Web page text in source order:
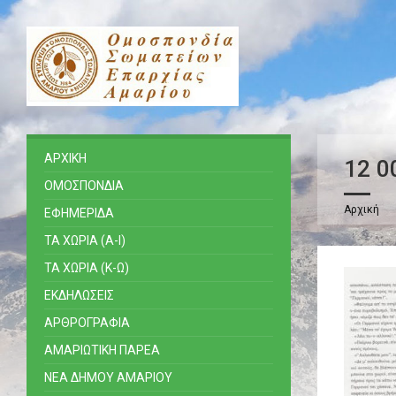
12
Αρχική
ΑΡΧΙΚΗ
ΟΜΟΣΠΟΝΔΙΑ
ΕΦΗΜΕΡΙΔΑ
ΤΑ ΧΩΡΙΑ (Α-Ι)
ΤΑ ΧΩΡΙΑ (Κ-Ω)
ΕΚΔΗΛΩΣΕΙΣ
ΑΡΘΡΟΓΡΑΦΙΑ
ΑΜΑΡΙΩΤΙΚΗ ΠΑΡΕΑ
ΝΕΑ ΔΗΜΟΥ ΑΜΑΡΙΟΥ